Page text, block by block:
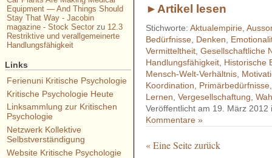
►Artikel lesen
Stichworte:Aktualempirie ,
Bedürfnisse Denken
Vermitteltheit ,Gesellschaftliche
Handlungsfähigkeit Historische
Mensch-Welt-Verhältnis
Koordination
Primärbedürfnisse
Lernen ,Vergesellschaftung ,
Veröffentlicht am 19. März
Kommentare »
« Eine Seite zurück
Equipment — And Things Should
Stay That Way - Jacobin
magazine - Stock Sectorzu 12.3
Restriktive und verallgemeinerte
Handlungsfähigkeit
Links
Ferienuni Kritische Psychologie
Kritische Psychologie Heute
Linksammlung zur Kritischen
Psychologie
Netzwerk Kollektive
Selbstverständigung
Website Kritische Psychologie